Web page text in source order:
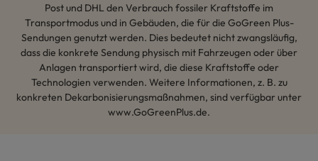
Post und DHL den Verbrauch fossiler Kraftstoffe im
Transportmodus und in Gebäuden, die für die GoGreen Plus-
Sendungen genutzt werden. Dies bedeutet nicht zwangsläufig,
dass die konkrete Sendung physisch mit Fahrzeugen oder über
Anlagen transportiert wird, die diese Kraftstoffe oder
Technologien verwenden. Weitere Informationen, z. B. zu
konkreten Dekarbonisierungsmaßnahmen, sind verfügbar unter
www.GoGreenPlus.de.